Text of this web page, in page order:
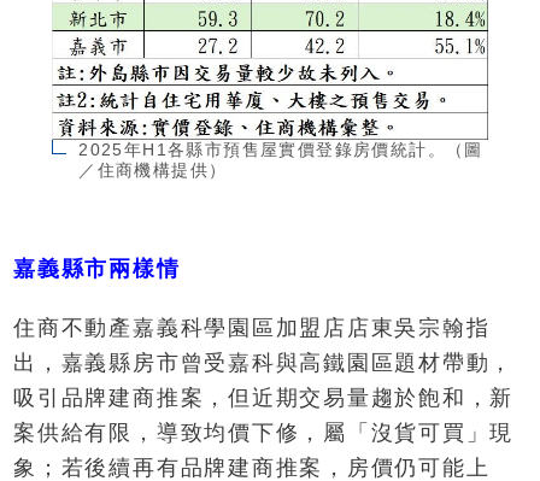
2025年H1各縣市預售屋實價登錄房價統計。（圖
／住商機構提供）
嘉義縣市兩樣情
住商不動產嘉義科學園區加盟店店東吳宗翰指
出，嘉義縣房市曾受嘉科與高鐵園區題材帶動，
吸引品牌建商推案，但近期交易量趨於飽和，新
案供給有限，導致均價下修，屬「沒貨可買」現
象；若後續再有品牌建商推案，房價仍可能上